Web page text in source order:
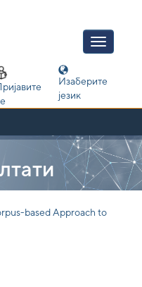
Изаберите
језик
based Approach to